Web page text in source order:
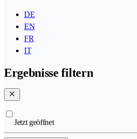
DE
EN
FR
IT
Ergebnisse filtern
Jetzt geöffnet